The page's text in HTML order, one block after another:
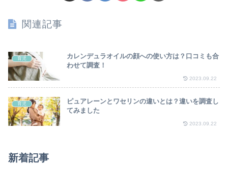
関連記事
育児
カレンデュラオイルの顔への使い方は？口コミも合
わせて調査！
2023.09.22
育児
ピュアレーンとワセリンの違いとは？違いを調査し
てみました
2023.09.22
新着記事